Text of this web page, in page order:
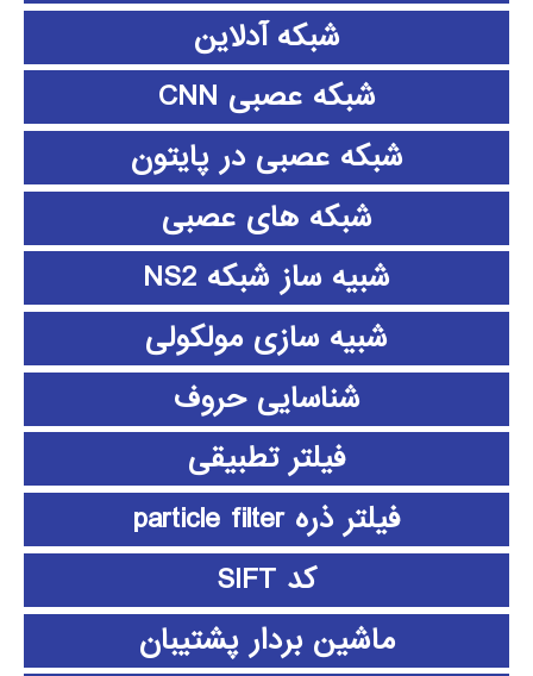
شبکه آدلاین
شبکه عصبی CNN
شبکه عصبی در پایتون
شبکه های عصبی
شبیه ساز شبکه NS2
شبیه سازی مولکولی
شناسایی حروف
فیلتر تطبیقی
فیلتر ذره particle filter
کد SIFT
ماشین بردار پشتیبان